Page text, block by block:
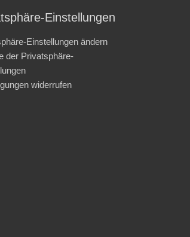
Einstellungen
Einstellungen ändern
der Privatsphäre-
widerrufen